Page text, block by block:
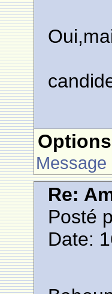
Message
Re:
Posté
Date: